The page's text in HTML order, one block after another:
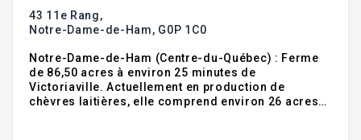
43 11e Rang,
Notre-Dame-de-Ham, G0P 1C0
Notre-Dame-de-Ham (Centre-du-Québec) : Ferme
de 86,50 acres à environ 25 minutes de
Victoriaville. Actuellement en production de
chèvres laitières, elle comprend environ 26 acres